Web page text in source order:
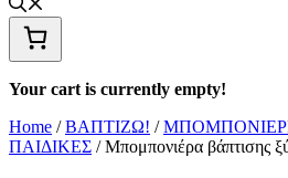
Your cart is currently empty!
Home /ΒΑΠΤΙΖΩ! /
ΠΑΙΔΙΚΕΣ / Μπομπονιέρα βάπτισης